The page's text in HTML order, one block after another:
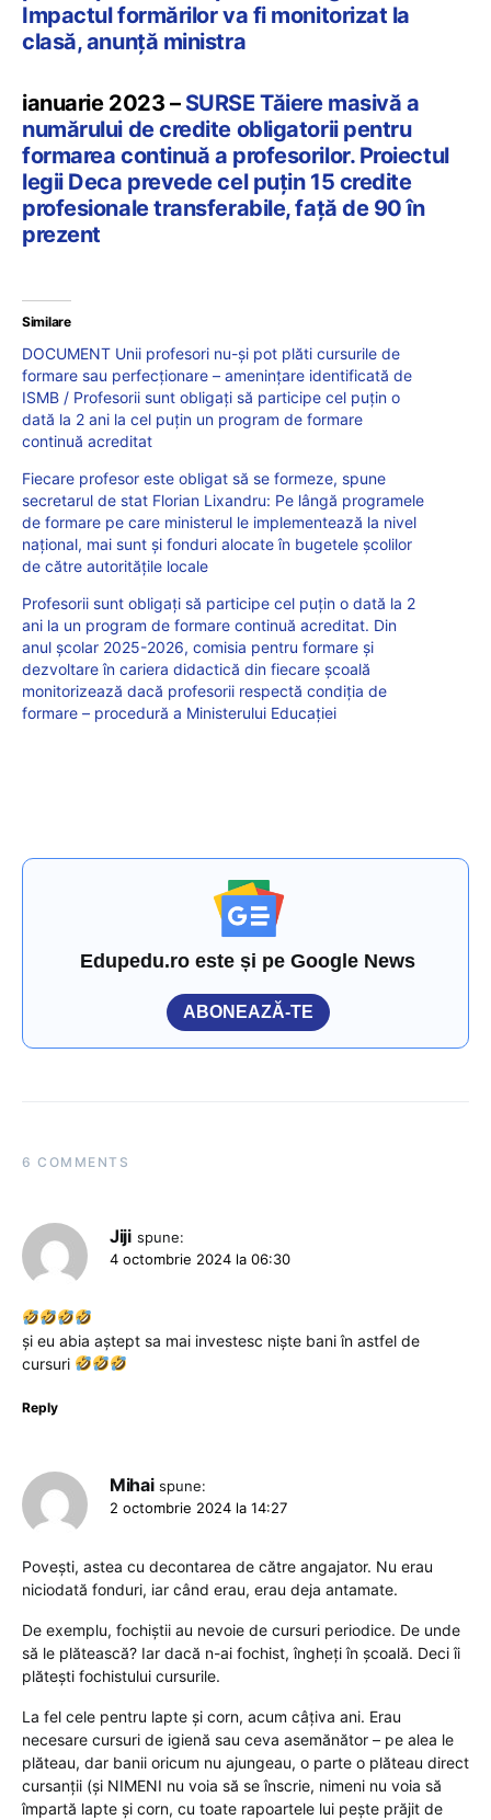
Impactul formărilor va fi monitorizat la
clasă, anunță ministra
ianuarie 2023 – SURSE Tăiere masivă a
numărului de credite obligatorii pentru
formarea continuă a profesorilor. Proiectul
legii Deca prevede cel puțin 15 credite
profesionale transferabile, față de 90 în
prezent
Similare
DOCUMENT Unii profesori nu-și pot plăti cursurile de
formare sau perfecționare – amenințare identificată de
ISMB / Profesorii sunt obligați să participe cel puțin o
dată la 2 ani la cel puțin un program de formare
continuă acreditat
Fiecare profesor este obligat să se formeze, spune
secretarul de stat Florian Lixandru: Pe lângă programele
de formare pe care ministerul le implementează la nivel
național, mai sunt și fonduri alocate în bugetele școlilor
de către autoritățile locale
Profesorii sunt obligați să participe cel puțin o dată la 2
ani la un program de formare continuă acreditat. Din
anul școlar 2025-2026, comisia pentru formare şi
dezvoltare în cariera didactică din fiecare școală
monitorizează dacă profesorii respectă condiția de
formare – procedură a Ministerului Educației
Edupedu.ro este și pe Google News
ABONEAZĂ-TE
6 COMMENTS
Jiji spune:
4 octombrie 2024 la 06:30
și eu abia aștept sa mai investesc niște bani în astfel de
cursuri
Reply
Mihai spune:
2 octombrie 2024 la 14:27
Povești, astea cu decontarea de către angajator. Nu erau
niciodată fonduri, iar când erau, erau deja antamate.
De exemplu, fochiștii au nevoie de cursuri periodice. De unde
să le plătească? Iar dacă n-ai fochist, îngheți în școală. Deci îi
plătești fochistului cursurile.
La fel cele pentru lapte și corn, acum câțiva ani. Erau
necesare cursuri de igienă sau ceva asemănător – pe alea le
plăteau, dar banii oricum nu ajungeau, o parte o plăteau direct
cursanții (și NIMENI nu voia să se înscrie, nimeni nu voia să
împartă lapte și corn, cu toate rapoartele lui pește prăjit de